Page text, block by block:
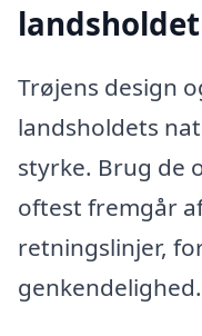
landsholdet
Trøjens design
landsholdets
styrke. Brug de
oftest fremgår
retningslinjer,
genkendelighed.